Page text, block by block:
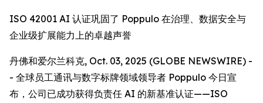
ISO 42001 AI 认证巩固了 Poppulo 在治理、数据安全与
企业级扩展能力上的卓越声誉
丹佛和爱尔兰科克, Oct. 03, 2025 (GLOBE NEWSWIRE) -
- 全球员工通讯与数字标牌领域领导者 Poppulo 今日宣
布，公司已成功获得负责任 AI 的新基准认证——ISO